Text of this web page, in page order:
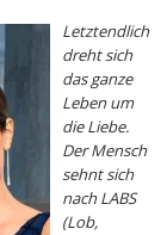
Letztendlich
dreht sich
das ganze
Leben um
die Liebe.
Der Mensch
sehnt sich
nach LABS
(Lob,